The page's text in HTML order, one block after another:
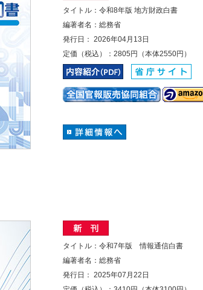
タイトル：令和8年版 地方財政白書
編著者名：総務省
発行日： 2026年04月13日
定価（税込）：2805円（本体2550円）
タイトル：令和7年版 情報通信白書
編著者名：総務省
発行日： 2025年07月22日